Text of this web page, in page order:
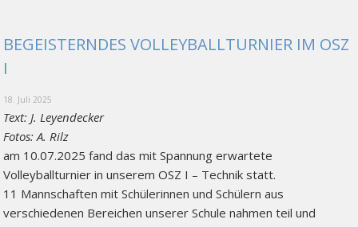
BEGEISTERNDES VOLLEYBALLTURNIER IM OSZ
I
18. Juli 2025
Text: J. Leyendecker
Fotos: A. Rilz
am 10.07.2025 fand das mit Spannung erwartete
Volleyballturnier in unserem OSZ I – Technik statt.
11 Mannschaften mit Schülerinnen und Schülern aus
verschiedenen Bereichen unserer Schule nahmen teil und